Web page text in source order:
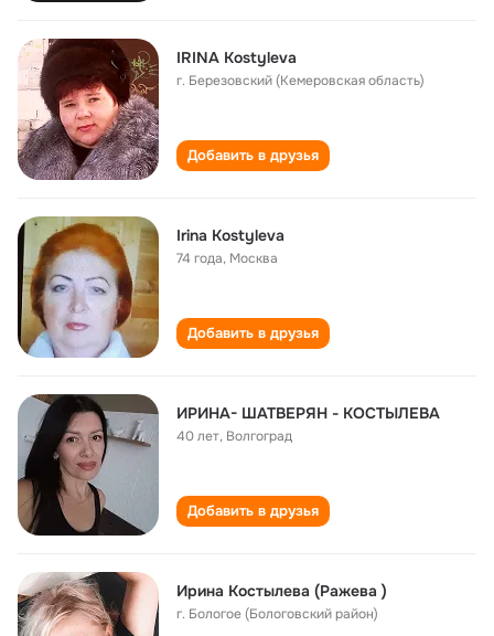
IRINA Kostyleva
г. Березовский (Кемеровская область)
Добавить в друзья
Irina Kostyleva
74 года, Москва
Добавить в друзья
ИРИНА- ШАТВЕРЯН - КОСТЫЛЕВА
40 лет, Волгоград
Добавить в друзья
Ирина Костылева (Ражева )
г. Бологое (Бологовский район)